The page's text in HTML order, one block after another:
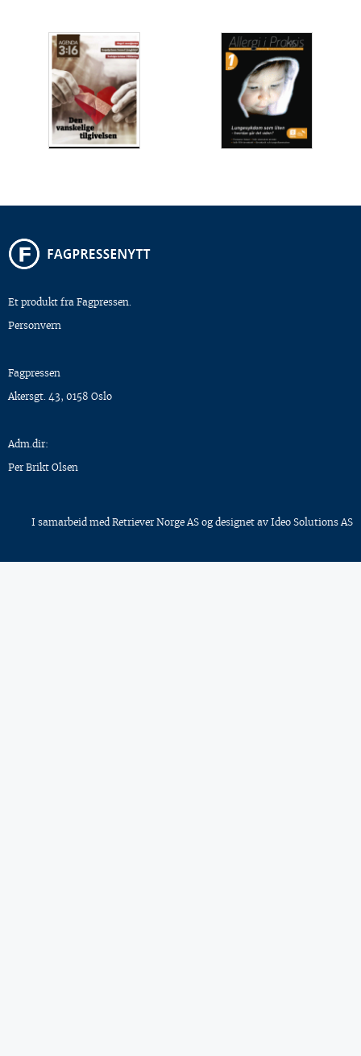
Et produkt fra Fagpressen.
Personvern
Fagpressen
Akersgt. 43, 0158 Oslo
Adm.dir:
Per Brikt Olsen
I samarbeid med Retriever Norge AS og designet av Ideo Solutions AS